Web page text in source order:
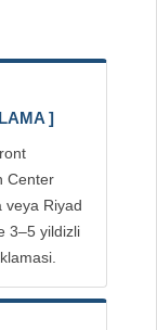
]
Center
veya Riyad
3–5 yildizli